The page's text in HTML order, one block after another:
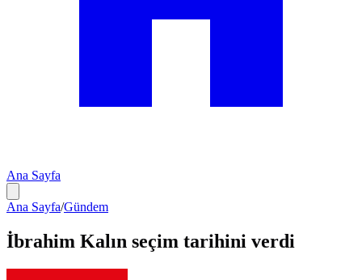
Ana Sayfa
Ana Sayfa/Gündem
İbrahim Kalın seçim tarihini verdi